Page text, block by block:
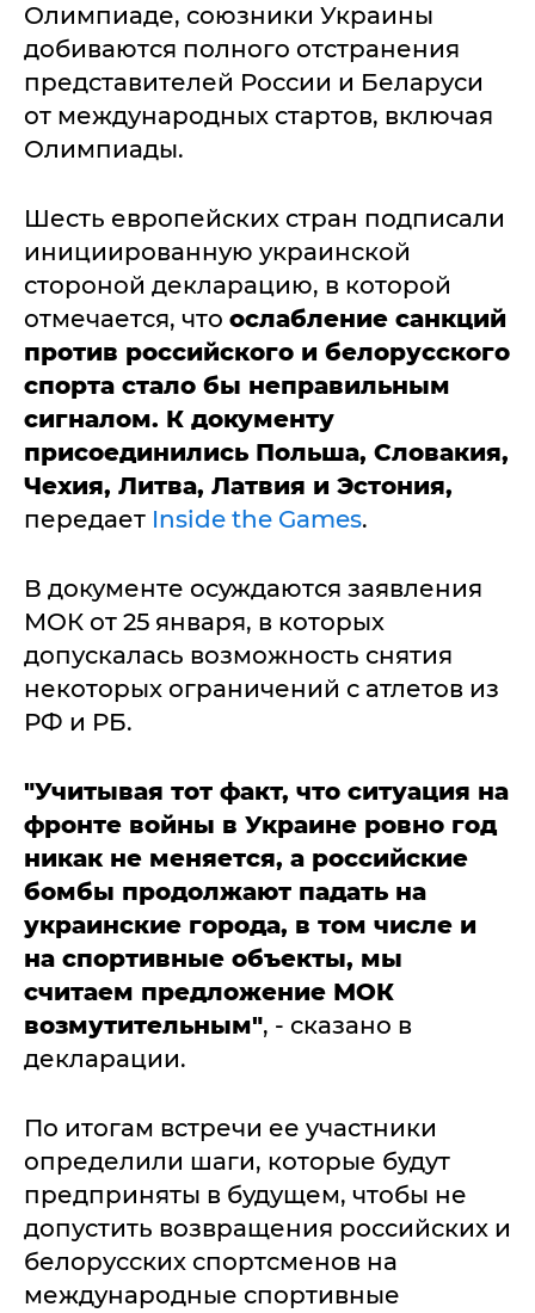
Олимпиаде, союзники Украины
добиваются полного отстранения
представителей России и Беларуси
от международных стартов, включая
Олимпиады.
Шесть европейских стран подписали
инициированную украинской
стороной декларацию, в которой
отмечается, что ослабление санкций
против российского и белорусского
спорта стало бы неправильным
сигналом. К документу
присоединились Польша, Словакия,
Чехия, Литва, Латвия и Эстония,
передает Inside the Games.
В документе осуждаются заявления
МОК от 25 января, в которых
допускалась возможность снятия
некоторых ограничений с атлетов из
РФ и РБ.
"Учитывая тот факт, что ситуация на
фронте войны в Украине ровно год
никак не меняется, а российские
бомбы продолжают падать на
украинские города, в том числе и
на спортивные объекты, мы
считаем предложение МОК
возмутительным", - сказано в
декларации.
По итогам встречи ее участники
определили шаги, которые будут
предприняты в будущем, чтобы не
допустить возвращения российских и
белорусских спортсменов на
международные спортивные